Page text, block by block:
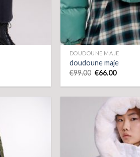
DOUDOUNE MAJE
doudoune maje
€99.00 €66.00